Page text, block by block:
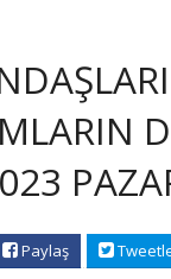
Paylaş